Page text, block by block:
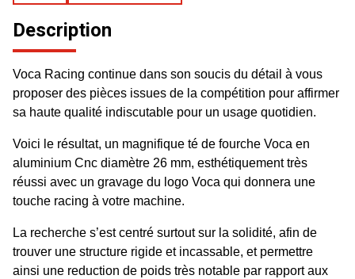
Description
Voca Racing continue dans son soucis du détail à vous
proposer des pièces issues de la compétition pour affirmer
sa haute qualité indiscutable pour un usage quotidien.
Voici le résultat, un magnifique té de fourche Voca en
aluminium Cnc diamètre 26 mm, esthétiquement très
réussi avec un gravage du logo Voca qui donnera une
touche racing à votre machine.
La recherche s’est centré surtout sur la solidité, afin de
trouver une structure rigide et incassable, et permettre
ainsi une reduction de poids très notable par rapport aux